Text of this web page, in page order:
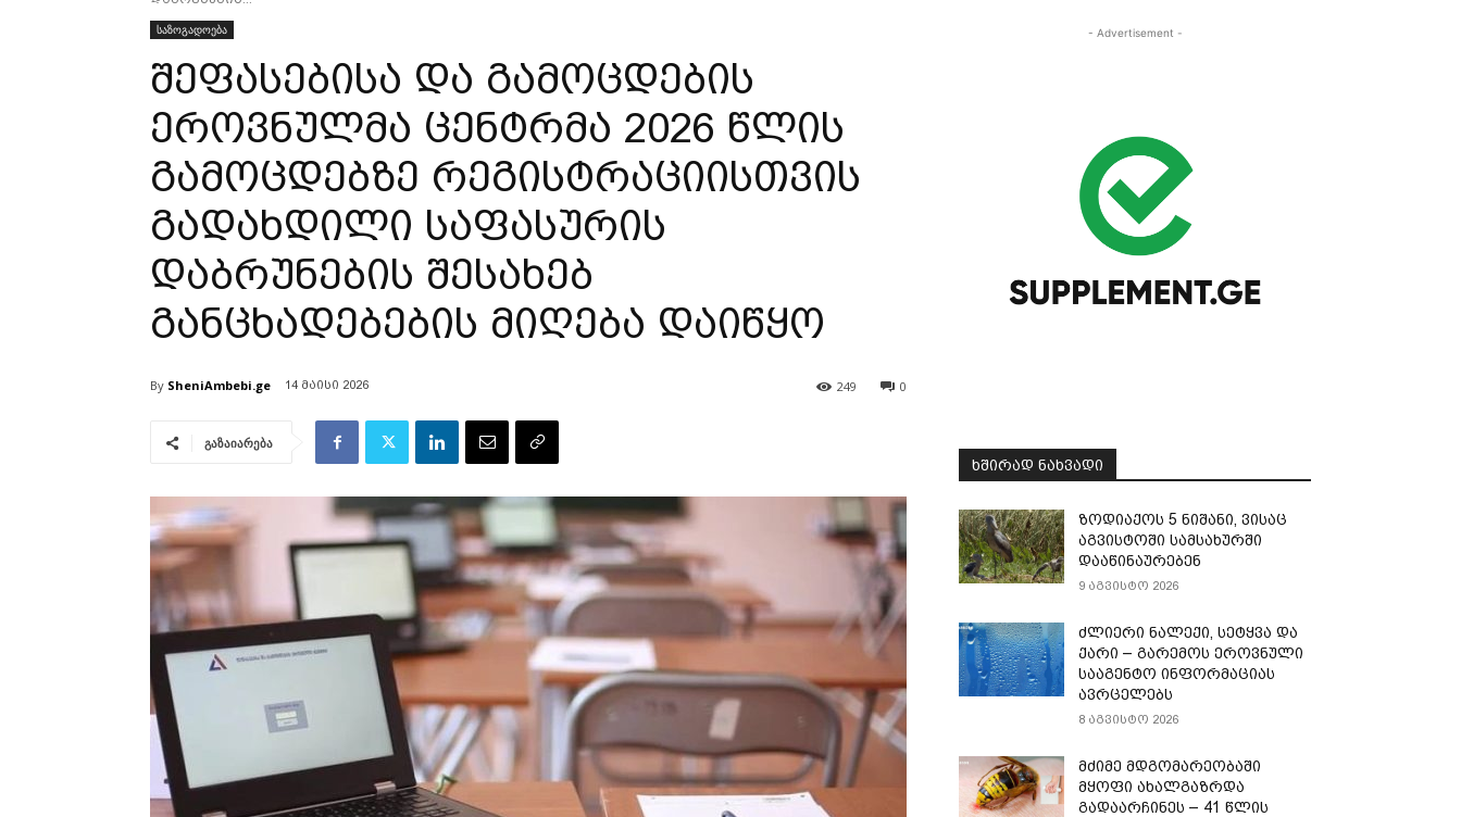
საზოგადოება
შეფასებისა და გამოცდების
ეროვნულმა ცენტრმა 2026 წლის
გამოცდებზე რეგისტრაციისთვის
გადახდილი საფასურის
დაბრუნების შესახებ
განცხადებების მიღება დაიწყო
By SheniAmbebi.ge 14 მაისი 2026 0
249
გაზაიარება
- Advertisement -
ᲮᲨᲘᲠᲐᲓ ᲜᲐᲮᲕᲐᲓᲘ
ზოდიაქოს 5 ნიშანი, ვისაც
აგვისტოში სამსახურში
დააწინაურებენ
9 აგვისტო 2026
ძლიერი ნალექი, სეტყვა და
ქარი – გარემოს ეროვნული
სააგენტო ინფორმაციას
ავრცელებს
8 აგვისტო 2026
მძიმე მდგომარეობაში
მყოფი ახალგაზრდა
გადაარჩინეს – 41 წლის